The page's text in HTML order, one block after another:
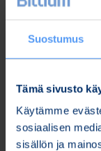
Suostumus
Tämä sivusto
Käytämme
sosiaalisen
sisällön ja
kpl.
Janne
Lisätietoja:
Kari Jokela